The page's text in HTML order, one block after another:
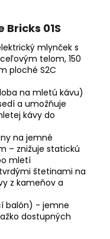
01S
mlynček s
telom, 150
ploché S2C
na mletú kávu)
a umožňuje
kávy do
na jemné
– znižuje statickú
mletí
štetinami na
z kameňov a
balón) - jemne
dostupných